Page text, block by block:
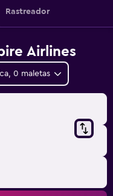
Rastreador
Airlines
0 maletas